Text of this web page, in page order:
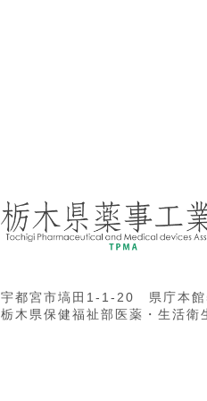
宇都宮市塙田1-1-20 県庁本
栃木県保健福祉部医薬・生活衛